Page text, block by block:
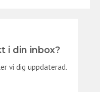
i din inbox?
vi dig uppdaterad.